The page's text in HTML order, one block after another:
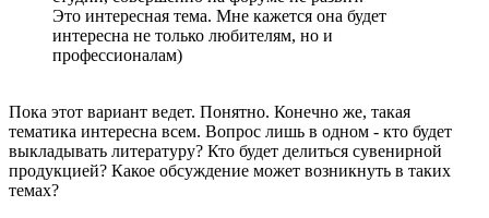
Это интересная тема. Мне кажется она будет
интересна не только любителям, но и
профессионалам)
Пока этот вариант ведет. Понятно. Конечно же, такая
тематика интересна всем. Вопрос лишь в одном - кто будет
выкладывать литературу? Кто будет делиться сувенирной
продукцией? Какое обсуждение может возникнуть в таких
темах?